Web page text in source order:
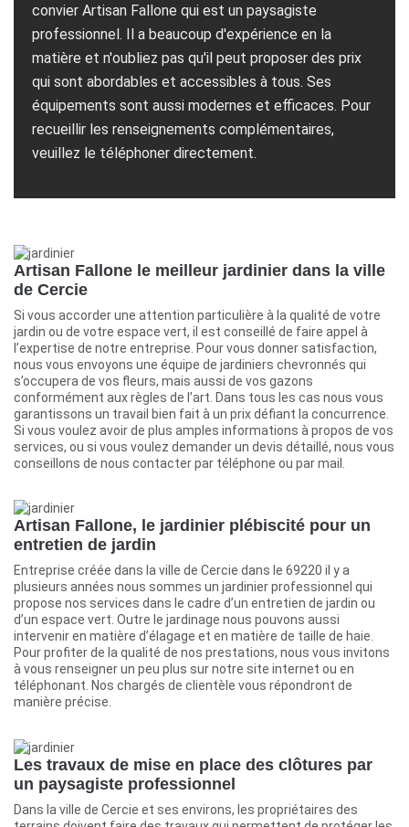
convier Artisan Fallone qui est un paysagiste
professionnel. Il a beaucoup d'expérience en la
matière et n'oubliez pas qu'il peut proposer des prix
qui sont abordables et accessibles à tous. Ses
équipements sont aussi modernes et efficaces. Pour
recueillir les renseignements complémentaires,
veuillez le téléphoner directement.
Artisan Fallone le meilleur jardinier dans la ville
de Cercie
Si vous accorder une attention particulière à la qualité de votre
jardin ou de votre espace vert, il est conseillé de faire appel à
l’expertise de notre entreprise. Pour vous donner satisfaction,
nous vous envoyons une équipe de jardiniers chevronnés qui
s’occupera de vos fleurs, mais aussi de vos gazons
conformément aux règles de l’art. Dans tous les cas nous vous
garantissons un travail bien fait à un prix défiant la concurrence.
Si vous voulez avoir de plus amples informations à propos de vos
services, ou si vous voulez demander un devis détaillé, nous vous
conseillons de nous contacter par téléphone ou par mail.
Artisan Fallone, le jardinier plébiscité pour un
entretien de jardin
Entreprise créée dans la ville de Cercie dans le 69220 il y a
plusieurs années nous sommes un jardinier professionnel qui
propose nos services dans le cadre d’un entretien de jardin ou
d’un espace vert. Outre le jardinage nous pouvons aussi
intervenir en matière d’élagage et en matière de taille de haie.
Pour profiter de la qualité de nos prestations, nous vous invitons
à vous renseigner un peu plus sur notre site internet ou en
téléphonant. Nos chargés de clientèle vous répondront de
manière précise.
Les travaux de mise en place des clôtures par
un paysagiste professionnel
Dans la ville de Cercie et ses environs, les propriétaires des